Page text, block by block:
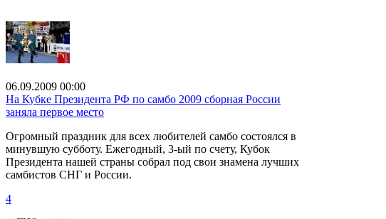
06.09.2009 00:00
На Кубке Президента РФ по самбо 2009 сборная России
заняла первое место
Огромный праздник для всех любителей самбо состоялся в
минувшую субботу. Ежегодный, 3-ый по счету, Кубок
Президента нашей страны собрал под свои знамена лучших
самбистов СНГ и России.
4